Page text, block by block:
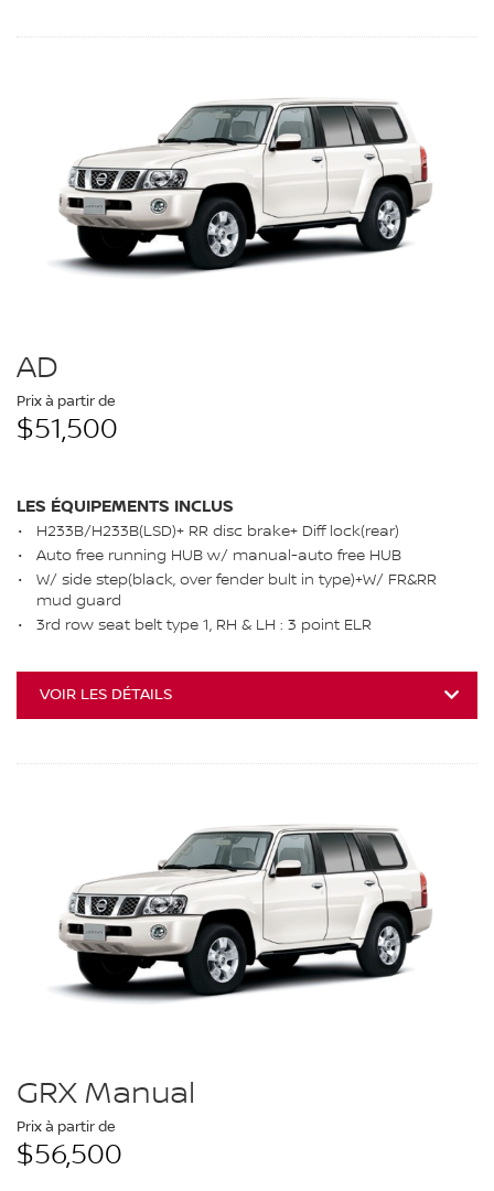
AD
Prix à partir de
$51,500
LES ÉQUIPEMENTS INCLUS
H233B/H233B(LSD)+ RR disc brake+ Diff lock(rear)
Auto free running HUB w/ manual-auto free HUB
W/ side step(black, over fender bult in type)+W/ FR&RR
mud guard
3rd row seat belt type 1, RH & LH : 3 point ELR
VOIR LES DÉTAILS
GRX Manual
Prix à partir de
$56,500